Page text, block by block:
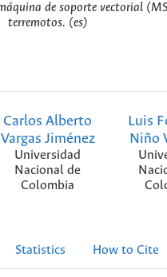
de soporte vectorial
terremotos. (es)
Carlos Alberto
Vargas Jiménez
Universidad
Nacional de
Colombia
Luis
Niño
Statistics How to Cite